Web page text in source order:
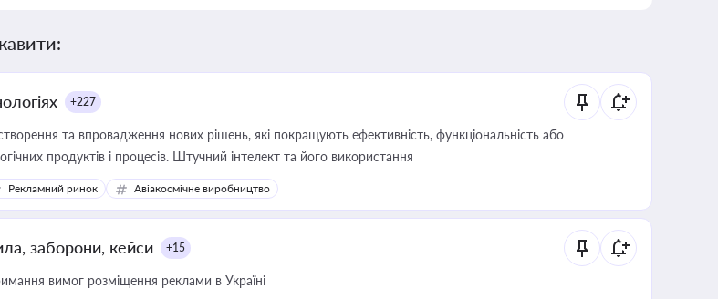
+227
та впровадження нових рішень, які покращують ефективність, функціональність або
продуктів і процесів. Штучний інтелект та його використання
Рекламний ринок Авіакосмічне виробництво
заборони, кейси +15
вимог розміщення реклами в Україні